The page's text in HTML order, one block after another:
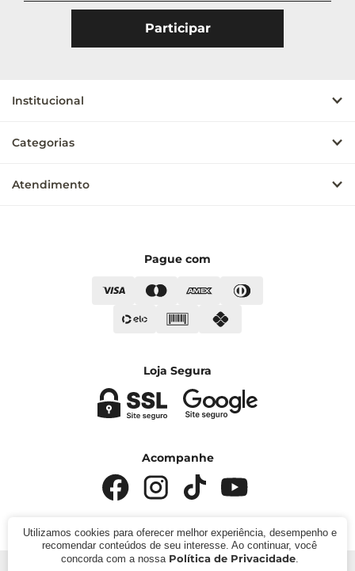
Institucional
Categorias
Atendimento
Pague com
Loja Segura
Acompanhe
Utilizamos cookies para oferecer melhor experiência, desempenho e
recomendar conteúdos de seu interesse. Ao continuar, você
concorda com a nossa Política de Privacidade.